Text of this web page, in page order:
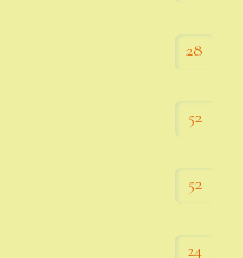
28
52
52
24